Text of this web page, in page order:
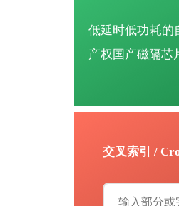
低延时低功耗的
产权国产磁隔芯
交叉索引 /